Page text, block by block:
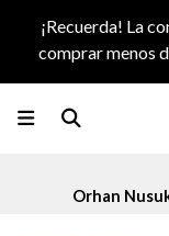
¡Recuerda! La
comprar menos
Orhan